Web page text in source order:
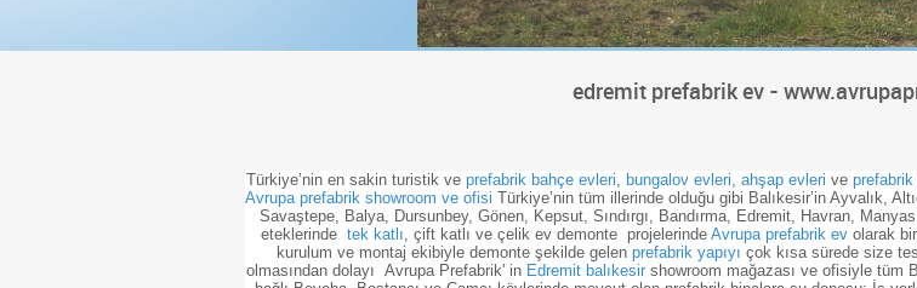
edremit prefabrik ev -
Türkiye’nin en sakin turistik ve prefabrik bahçe evleri, bungalov evleri, ahşap evleri ve prefabrik
Avrupa prefabrik showroom ve ofisi Türkiye’nin tüm illerinde olduğu gibi Balıkesir’in Ayvalık,
Savaştepe, Balya, Dursunbey, Gönen, Kepsut, Sındırgı, Bandırma, Edremit, Havran,
eteklerinde tek katlı, çift katlı ve çelik ev demonte projelerinde Avrupa prefabrik evolarak
kurulum ve montaj ekibiyle demonte şekilde gelen prefabrik yapıyı çok kısa sürede size
olmasından dolayı Avrupa Prefabrik' in Edremit balıkesirshowroom mağazası ve ofisiyle tüm